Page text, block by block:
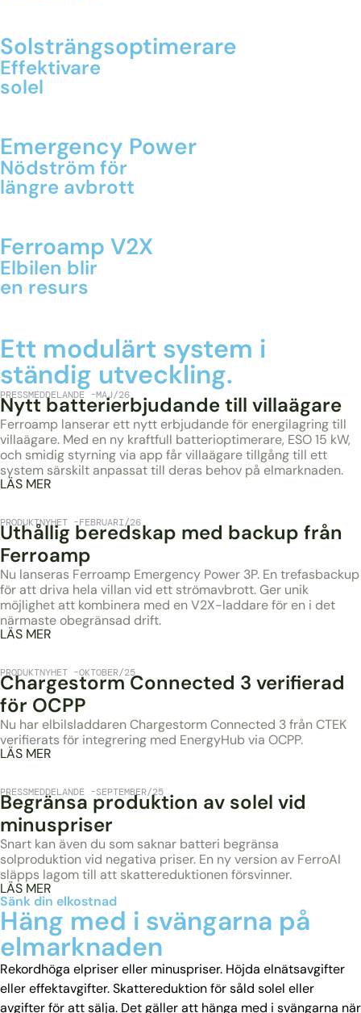
Solsträngsoptimerare
Effektivare
solel
Emergency Power
Nödström för
längre avbrott
Ferroamp V2X
Elbilen blir
en resurs
Ett modulärt system i
ständig utveckling.
PRESSMEDDELANDE MAJ/26
Nytt batterierbjudande till villaägare
Ferroamp lanserar ett nytt erbjudande för energilagring till
villaägare. Med en ny kraftfull batterioptimerare, ESO 15 kW,
och smidig styrning via app får villaägare tillgång till ett
system särskilt anpassat till deras behov på elmarknaden.
LÄS MER
PRODUKTNYHET FEBRUARI/26
Uthållig beredskap med backup från
Ferroamp
Nu lanseras Ferroamp Emergency Power 3P. En trefasbackup
för att driva hela villan vid ett strömavbrott. Ger unik
möjlighet att kombinera med en V2X-laddare för en i det
närmaste obegränsad drift.
LÄS MER
PRODUKTNYHET OKTOBER/25
Chargestorm Connected 3 verifierad
för OCPP
Nu har elbilsladdaren Chargestorm Connected 3 från CTEK
verifierats för integrering med EnergyHub via OCPP.
LÄS MER
PRESSMEDDELANDE SEPTEMBER/25
Begränsa produktion av solel vid
minuspriser
Snart kan även du som saknar batteri begränsa
solproduktion vid negativa priser. En ny version av FerroAI
släpps lagom till att skattereduktionen försvinner.
LÄS MER
Sänk din elkostnad
Häng med i svängarna på
elmarknaden
Rekordhöga elpriser eller minuspriser. Höjda elnätsavgifter
eller effektavgifter. Skattereduktion för såld solel eller
avgifter för att sälja. Det gäller att hänga med i svängarna när